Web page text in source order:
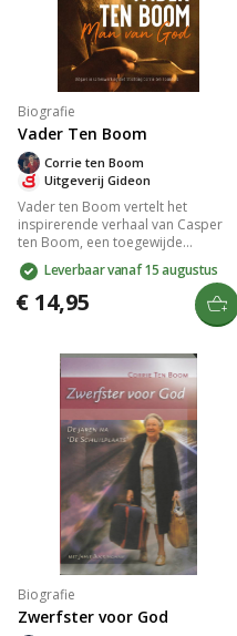
Biografie
Vader Ten Boom
Uitgeverij Gideon
Corrie ten Boom
Vader ten Boom vertelt het
inspirerende verhaal van Casper
ten Boom, een toegewijde
horlogemaker en man van geloof.
Corrie ten Boom deelt
herinneringen aan zijn liefde,
medeleven en moed tijdens de
je raken door zijn onwankelbare
geloof en medemenselijkheid.
Leverbaar vanaf 15 augustus
€ 14,95
Biografie
Zwerfster voor God